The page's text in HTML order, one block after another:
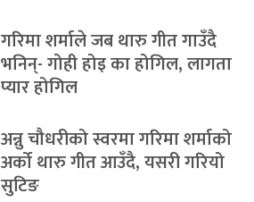
गरिमा शर्माले जब थारु गीत गाउँदै
भनिन्- गोही होइ का होगिल, लागता
प्यार होगिल
अन्नु चौधरीको स्वरमा गरिमा शर्माको
अर्को थारु गीत आउँदै, यसरी गरियो
सुटिङ